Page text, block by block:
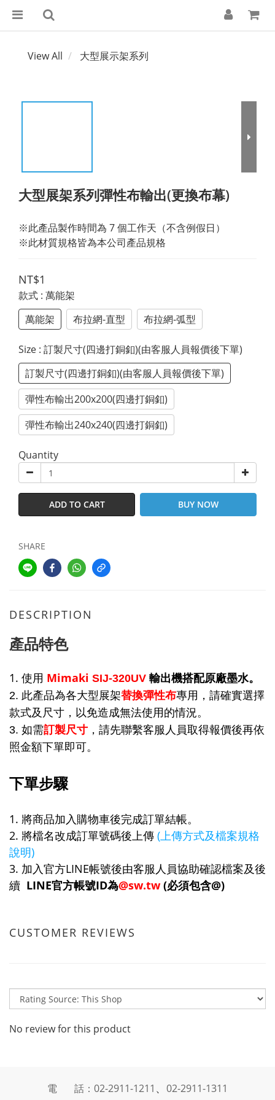
View All 大型展示架系列
大型展架系列彈性布輸出(更換布幕)
※此產品製作時間為 7 個工作天（不含例假日）
※此材質規格皆為本公司產品規格
NT$1
款式 : 萬能架
萬能架
布拉網-直型 布拉網-弧型
Size : 訂製尺寸(四邊打銅釦)(由客服人員報價後下單)
訂製尺寸(四邊打銅釦)(由客服人員報價後下單)
彈性布輸出200x200(四邊打銅釦)
彈性布輸出240x240(四邊打銅釦)
Quantity
ADD TO CART BUY NOW
SHARE
DESCRIPTION
產品特色
1. 使用 Mimaki SIJ-320UV 輸出機搭配原廠墨水。
2. 此產品為各大型展架替換彈性布專用，請確實選擇
款式及尺寸，以免造成無法使用的情況。
3. 如需訂製尺寸 ，請先聯繫客服人員取得報價後再依
照金額下單即可。
下單步驟
1. 將商品加入購物車後完成訂單結帳。
2. 將檔名改成訂單號碼後上傳 (上傳方式及檔案規格
說明)
3. 加入官方LINE帳號後由客服人員協助確認檔案及後
續 LINE官方帳號ID為@sw.tw(必須包含@)
CUSTOMER REVIEWS
No review for this product
電 話：02-2911-1211 、 02-2911-1311